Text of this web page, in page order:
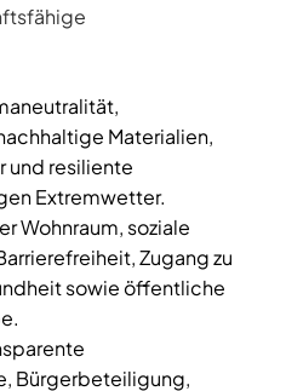
Materialien,
und resiliente
Extremwetter.
Wohnraum, soziale
Zugang zu
sowie öffentliche
Bürgerbeteiligung,